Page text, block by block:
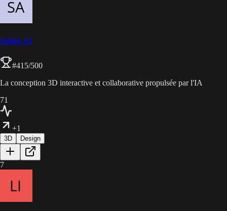
Spline AI
#415/500
La conception 3D interactive et collaborative propulsée par l'IA
71
+1
3D Design
7